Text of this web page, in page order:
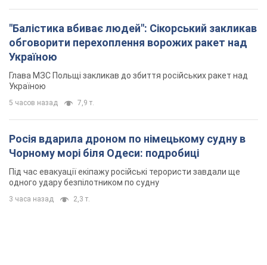
"Балістика вбиває людей": Сікорський закликав
обговорити перехоплення ворожих ракет над
Україною
Глава МЗС Польщі закликав до збиття російських ракет над
Україною
5 часов назад 7,9 т.
Росія вдарила дроном по німецькому судну в
Чорному морі біля Одеси: подробиці
Під час евакуації екіпажу російські терористи завдали ще
одного удару безпілотником по судну
3 часа назад 2,3 т.